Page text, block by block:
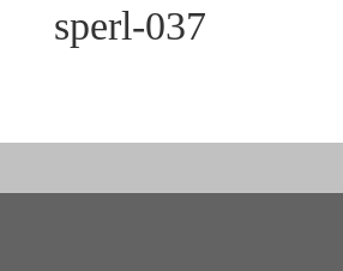
sperl-037